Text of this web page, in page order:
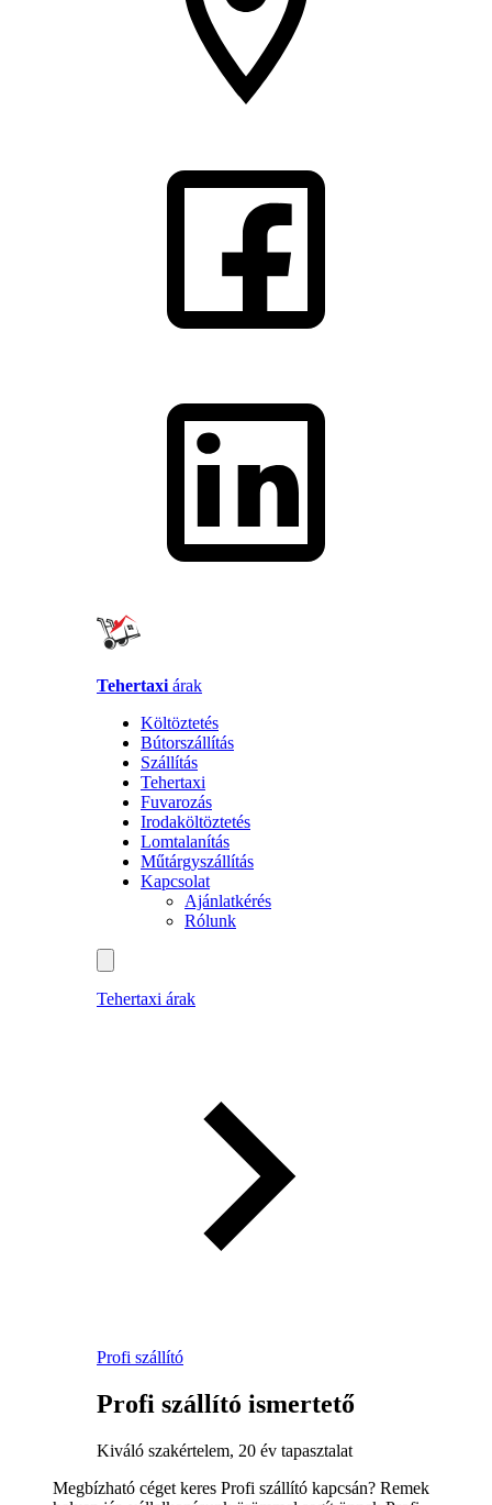
Tehertaxi árak
Költöztetés
Bútorszállítás
Szállítás
Tehertaxi
Fuvarozás
Irodaköltöztetés
Lomtalanítás
Műtárgyszállítás
Kapcsolat
Ajánlatkérés
Rólunk
Tehertaxi árak
Profi szállító
Profi szállító ismertető
Kiváló szakértelem, 20 év tapasztalat
Megbízható céget keres Profi szállító kapcsán? Remek